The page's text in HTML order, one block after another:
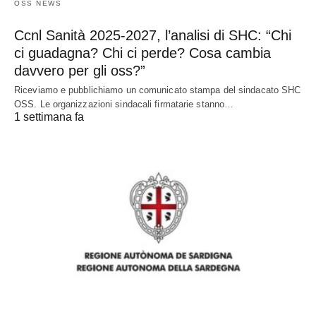
OSS NEWS
Ccnl Sanità 2025-2027, l’analisi di SHC: “Chi
ci guadagna? Chi ci perde? Cosa cambia
davvero per gli oss?”
Riceviamo e pubblichiamo un comunicato stampa del sindacato SHC
OSS. Le organizzazioni sindacali firmatarie stanno…
1 settimana fa